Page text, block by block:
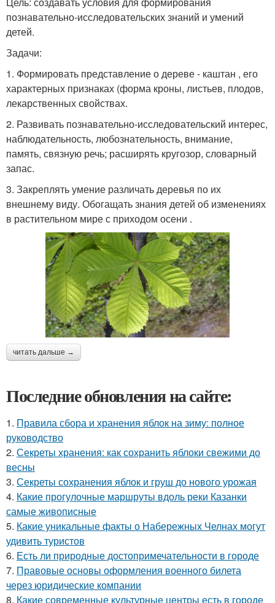
познавательно-исследовательских знаний и умений
детей.
Задачи:
1. Формировать представление о дереве - каштан , его
характерных признаках (форма кроны, листьев, плодов,
лекарственных свойствах.
2. Развивать познавательно-исследовательский интерес,
наблюдательность, любознательность, внимание,
память, связную речь; расширять кругозор, словарный
запас.
3. Закреплять умение различать деревья по их
внешнему виду. Обогащать знания детей об изменениях
в растительном мире с приходом осени .
читать дальше →
Последние обновления на сайте:
1. Правила сбора и хранения яблок на зиму: полное
руководство
2. Секреты хранения: как сохранить яблоки свежими до
весны
3. Секреты сохранения яблок и груш до нового урожая
4. Какие прогулочные маршруты вдоль реки Казанки
самые живописные
5. Какие уникальные факты о Набережных Челнах могут
удивить туристов
6. Есть ли природные достопримечательности в городе
7. Правовые основы оформления военного билета
через юридические компании
8. Какие современные культурные центры есть в городе